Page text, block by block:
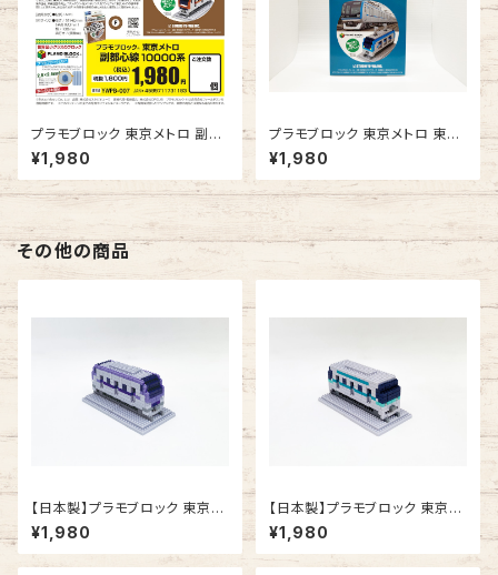
プラモブロック 東京メトロ 副都
心線 10000系
¥1,980
プラモブロック 東京メトロ 東西
線 15000系
¥1,980
その他の商品
【日本製】プラモブロック 東京メ
トロ 半蔵門線 18000系
¥1,980
【日本製】プラモブロック 東京メ
トロ 南北線 9000系
¥1,980